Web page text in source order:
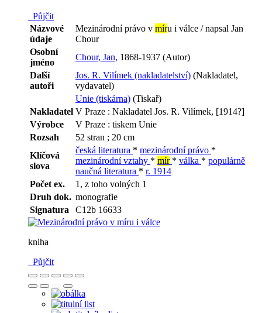
Půjčit
Názvové
údaje
Mezinárodní právo v míru i válce / napsal Jan
Chour
Osobní
jméno
Chour, Jan, 1868-1937 (Autor)
Další
autoři
Jos. R. Vilímek (nakladatelství) (Nakladatel,
vydavatel)
Unie (tiskárna) (Tiskař)
Nakladatel V Praze : Nakladatel Jos. R. Vilímek, [1914?]
Výrobce
V Praze : tiskem Unie
Rozsah
52 stran ; 20 cm
Klíčová
slova
česká literatura * mezinárodní právo *
mezinárodní vztahy * mír * válka * populárně
naučná literatura * r. 1914
Počet ex.
1, z toho volných 1
Druh dok. monografie
Signatura
C12b 16633
kniha
Půjčit